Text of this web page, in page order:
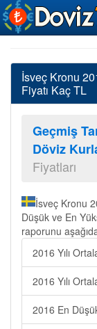
İsveç Kronu
Fiyatı Kaç TL
Geçmiş
Döviz
Fiyatları
İsveç Kronu
Düşük ve En
raporunu
2016 Yılı
2016 Yılı
2016 En